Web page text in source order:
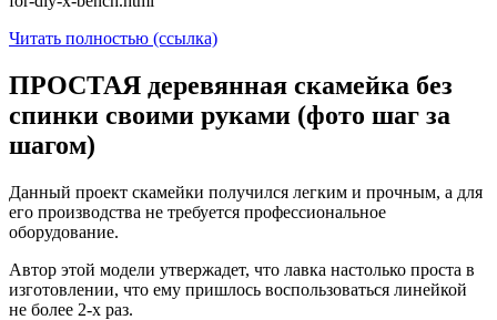
Читать полностью (ссылка)
ПРОСТАЯ деревянная скамейка без
спинки своими руками (фото шаг за
шагом)
Данный проект скамейки получился легким и прочным, а для
его производства не требуется профессиональное
оборудование.
Автор этой модели утвержадет, что лавка настолько проста в
изготовлении, что ему пришлось воспользоваться линейкой
не более 2-х раз.